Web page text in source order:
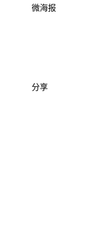
微海报
分享